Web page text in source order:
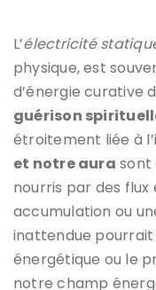
L’électricité
physique, est
d’énergie curative
guérison
étroitement liée à
et notre aura sont
nourris par des flux
accumulation ou
inattendue pourrait
énergétique ou le
notre champ